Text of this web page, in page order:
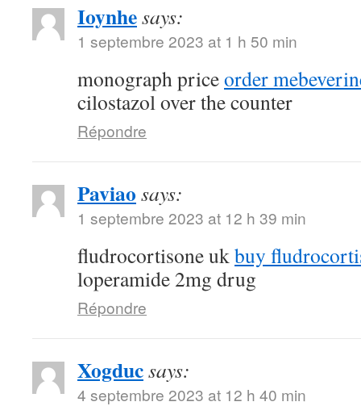
Ioynhesays:
1 septembre 2023 at 1 h 50 min
monograph priceorder
cilostazol over the counter
Répondre
Paviao says:
1 septembre 2023 at 12 h 39 min
fludrocortisone ukbuy
loperamide 2mg drug
Répondre
Xogducsays:
4 septembre 2023 at 12 h 40 min